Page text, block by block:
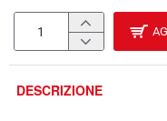
DESCRIZIONE